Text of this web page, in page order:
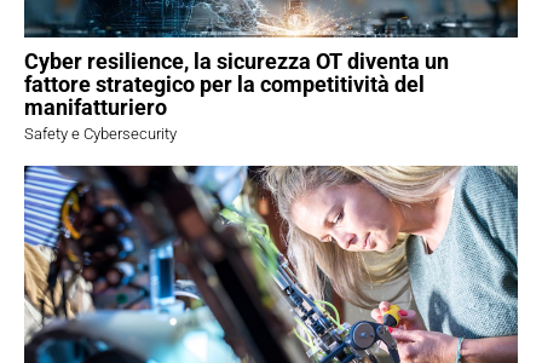
Cyber resilience, la sicurezza OT diventa un
fattore strategico per la competitività del
manifatturiero
Safety e Cybersecurity